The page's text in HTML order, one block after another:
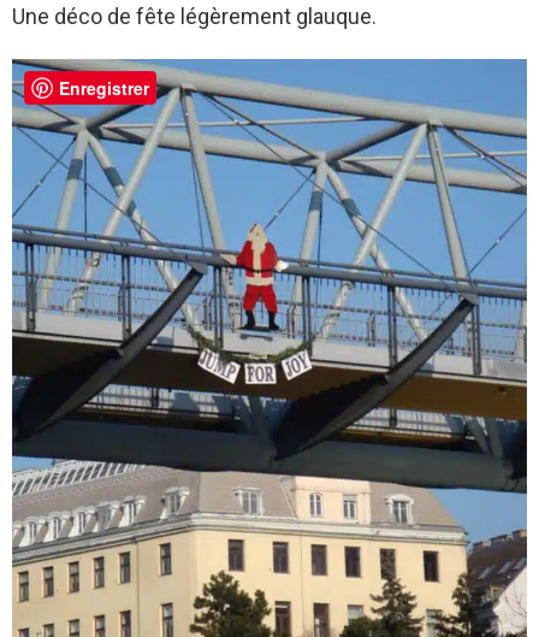
Une déco de fête légèrement glauque.
Enregistrer